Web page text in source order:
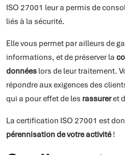
ISO 27001 leur a permis de
liés à la sécurité.
Elle vous permet par ailleurs de
informations, et de préserver la
données lors de leur traitement.
répondre aux exigences des
qui a pour effet de les rassureret
La certification ISO 27001 est
pérennisation de votre activité!